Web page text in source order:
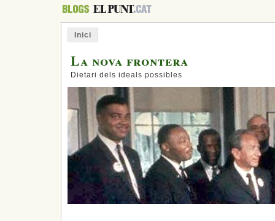
Inici
La nova frontera
Dietari dels ideals possibles